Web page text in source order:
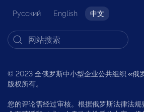
Русский English 中文
© 2023 全俄罗斯中小型企业公共组织 «俄
版权所有。
您的评论需经过审核。根据俄罗斯法律法